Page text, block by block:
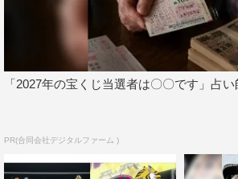
「2027年の宝くじ当選者は〇〇です」占
PR(合同会社デジタルファーム )